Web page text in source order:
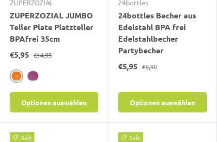
ZUPERZOZIAL
ZUPERZOZIAL JUMBO
Teller Plate Platzteller
BPAfrei 35cm
€5,95 €14,95
orange
Optionen auswählen
24bottles
24bottles Becher aus
Edelstahl BPA frei
Edelstahlbecher
Partybecher
€5,95 €8,90
Optionen auswählen
Sale Sale